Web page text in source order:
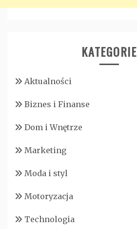
KATEGORIE
Aktualności
Biznes i Finanse
Dom i Wnętrze
Marketing
Moda i styl
Motoryzacja
Technologia